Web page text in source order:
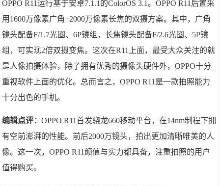
OPPO R11运行基于安卓7.1.1的ColorOS 3.1。OPPO R11后置采
用1600万像素广角+2000万像素长焦的双摄方案。其中，广角
镜头配备F/1.7光圈、6P镜组，长焦镜头配备F/2.6光圈、5P镜
组，可实现2倍双摄变焦。这次在R11上面，最受大众关注的就
是人像拍摄体验，除了拥有优秀的摄像头硬件外，OPPO十分
重视软件上面的优化。总而言之，OPPO R11是一款拍照能力
十分出色的手机。
编辑点评：OPPO R11首发骁龙660移动平台，在14nm制程下拥
有空前澎湃的性能。前后2000万镜头，拍出更加清晰唯美的人
像。这一次，OPPO R11颜值与实力都具备，注重拍照的用户
值得购买。